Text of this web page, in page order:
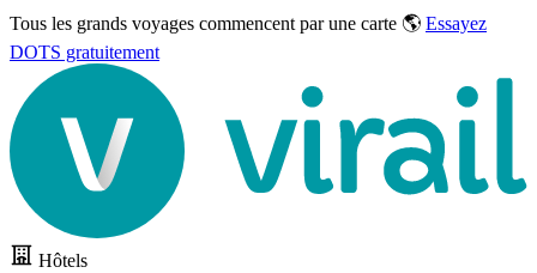
Tous les grands voyages commencent par une carte 🌎 Essayez
DOTS gratuitement
Hôtels